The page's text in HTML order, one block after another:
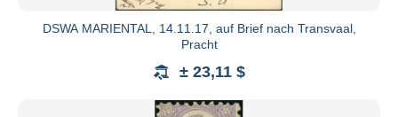
EURO 200,-; ab EURO 10.000,- EURO 500,-; ab
Gebote wie "bestens", "auf jeden Fall" oder
pauschalen Gebühren sowie die gesetzliche
DSWA MARIENTAL, 14.11.17, auf Brief nach Transvaal,
Pracht
± 23,11 $